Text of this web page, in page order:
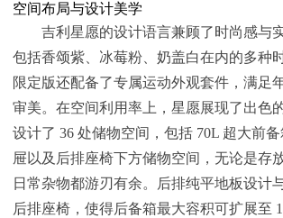
空间布局与设计美学
吉利星愿的设计语言兼顾了时尚感与
包括香颂紫、冰莓粉、奶盖白在内的多种
限定版还配备了专属运动外观套件，满足
审美。在空间利用率上，星愿展现了出色
设计了 36 处储物空间，包括 70L 超大前
屉以及后排座椅下方储物空间，无论是存
日常杂物都游刃有余。后排纯平地板设计
后排座椅，使得后备箱最大容积可扩展至